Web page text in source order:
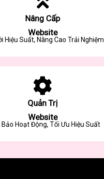
Nâng Cấp
Website
Hiệu Suất, Nâng Cao Trải Nghiệm
Quản Trị
Website
Hoạt Động, Tối Ưu Hiệu Suất